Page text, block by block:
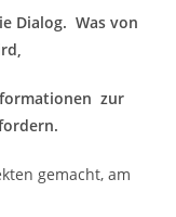
Dialog. Was von
zur
gemacht, am